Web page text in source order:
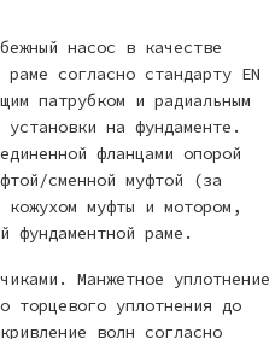
насос в качестве
согласно стандарту EN
патрубком и радиальным
на фундаменте.
фланцами опорой
сменной муфтой (за
муфты и мотором,
фундаментной раме.
Манжетное уплотнение
торцевого уплотнения до
волн согласно